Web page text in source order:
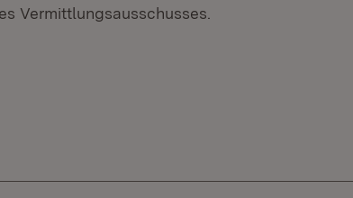
Vermittlungsausschusses.